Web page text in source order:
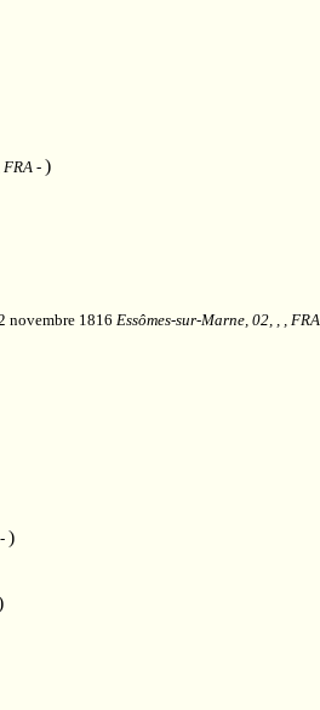
FRA - )
novembre 1816 Essômes-sur-Marne, 02, , , FRA
- )